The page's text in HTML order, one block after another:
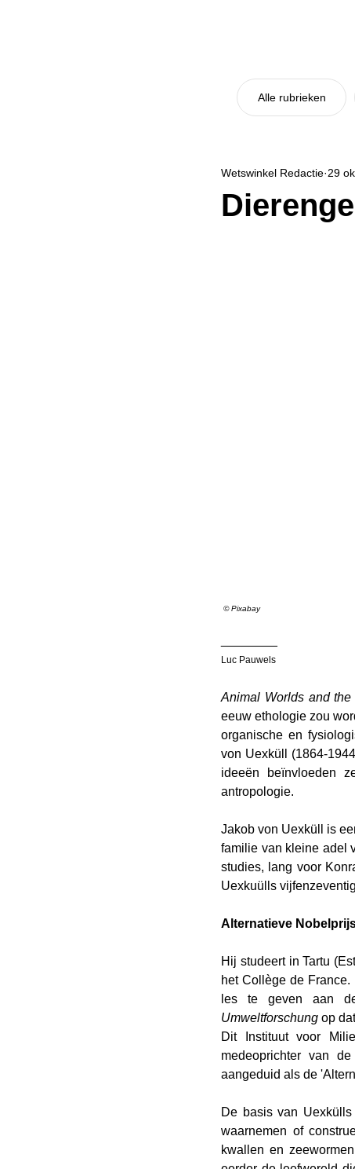
Alle rubrieken
Wetswinkel Redactie 29
© Pixabay
Luc Pauwels
Animal Worlds and
eeuw ethologie zou
organische en
von Uexküll (1864-
ideeën beïnvloeden
antropologie.
Jakob von Uexküll is
familie van kleine adel
studies, lang voor
Uexkuülls
Alternatieve
Hij studeert in Tartu
het Collège de
les te geven aan
Umweltforschung op
Dit Instituut voor
medeoprichter van de
aangeduid als de
De basis van
waarnemen of
kwallen en